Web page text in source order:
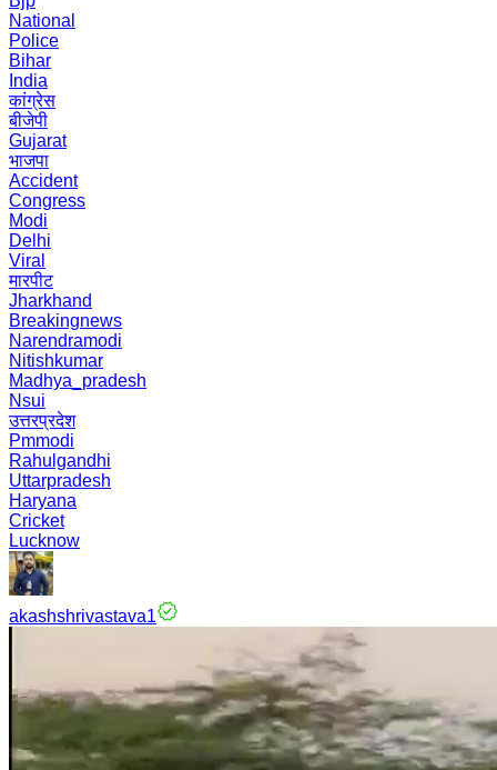
National
Police
Bihar
India
कांग्रेस
बीजेपी
Gujarat
भाजपा
Accident
Congress
Modi
Delhi
Viral
मारपीट
Jharkhand
Breakingnews
Narendramodi
Nitishkumar
Madhya_pradesh
Nsui
उत्तरप्रदेश
Pmmodi
Rahulgandhi
Uttarpradesh
Haryana
Cricket
Lucknow
akashshrivastava1